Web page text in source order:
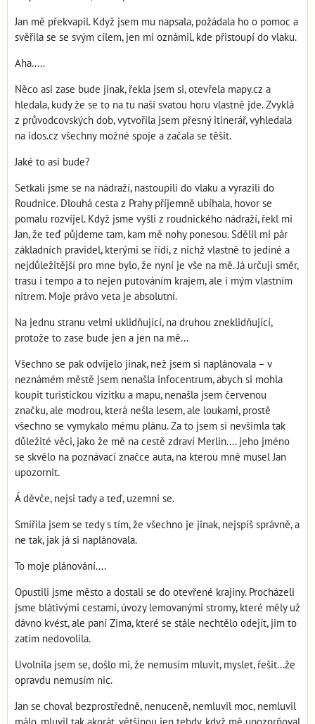
Jan mě překvapil. Když jsem mu napsala, požádala ho o pomoc a
svěřila se se svým cílem, jen mi oznámil, kde přistoupí do vlaku.
Aha.....
Něco asi zase bude jinak, řekla jsem si, otevřela mapy.cz a
hledala, kudy že se to na tu naši svatou horu vlastně jde. Zvyklá
z průvodcovských dob, vytvořila jsem přesný itinerář, vyhledala
na idos.cz všechny možné spoje a začala se těšit.
Jaké to asi bude?
Setkali jsme se na nádraží, nastoupili do vlaku a vyrazili do
Roudnice. Dlouhá cesta z Prahy příjemně ubíhala, hovor se
pomalu rozvíjel. Když jsme vyšli z roudnického nádraží, řekl mi
Jan, že teď půjdeme tam, kam mě nohy ponesou. Sdělil mi pár
základních pravidel, kterými se řídí, z nichž vlastně to jediné a
nejdůležitější pro mne bylo, že nyní je vše na mě. Já určuji směr,
trasu i tempo a to nejen putováním krajem, ale i mým vlastním
nitrem. Moje právo veta je absolutní.
Na jednu stranu velmi uklidňující, na druhou zneklidňující,
protože to zase bude jen a jen na mě...
Všechno se pak odvíjelo jinak, než jsem si naplánovala – v
neznámém městě jsem nenašla infocentrum, abych si mohla
koupit turistickou vizitku a mapu, nenašla jsem červenou
značku, ale modrou, která nešla lesem, ale loukami, prostě
všechno se vymykalo mému plánu. Za to jsem si nevšimla tak
důležité věci, jako že mě na cestě zdraví Merlin.... jeho jméno
se skvělo na poznávací značce auta, na kterou mně musel Jan
upozornit.
Á děvče, nejsi tady a teď, uzemni se.
Smířila jsem se tedy s tím, že všechno je jinak, nejspíš správně, a
ne tak, jak já si naplánovala.
To moje plánování....
Opustili jsme město a dostali se do otevřené krajiny. Procházeli
jsme blátivými cestami, úvozy lemovanými stromy, které měly už
dávno kvést, ale paní Zima, které se stále nechtělo odejít, jim to
zatím nedovolila.
Uvolnila jsem se, došlo mi, že nemusím mluvit, myslet, řešit...že
opravdu nemusím nic.
Jan se choval bezprostředně, nenuceně, nemluvil moc, nemluvil